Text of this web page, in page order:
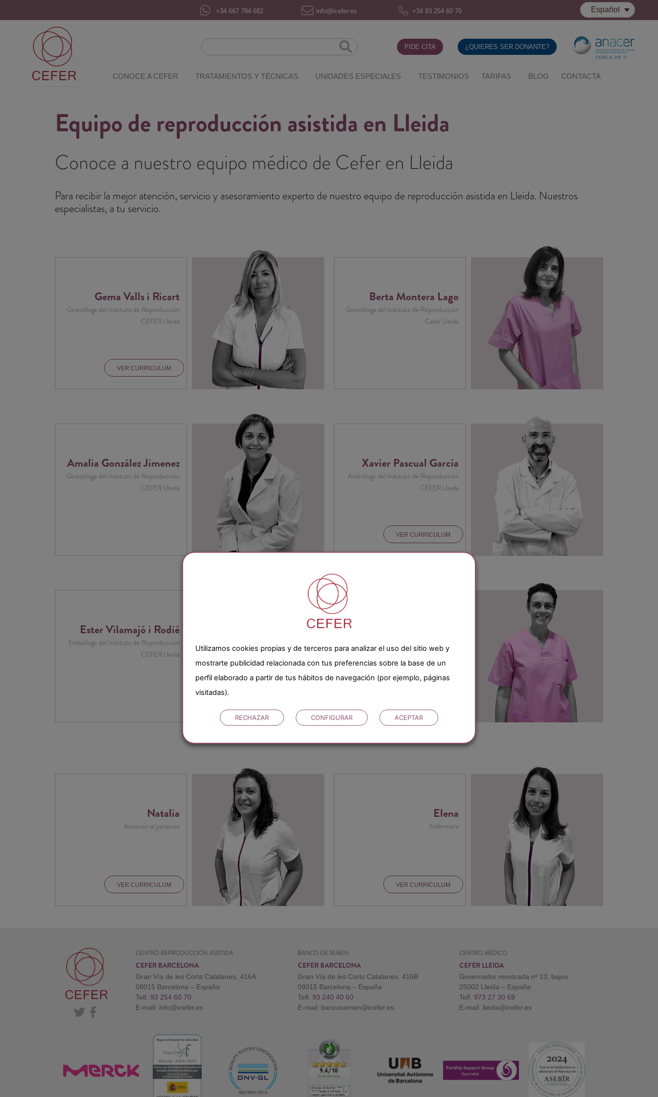
+34 667 784 682 info@icefer.es +34 93 254 60 70 Español
PIDE CITA ¿QUIERES SER DONANTE?
CONOCE A CEFER TRATAMIENTOS Y TÉCNICAS UNIDADES ESPECIALES TESTIMONIOS TARIFAS BLOG CONTACTA
Equipo de reproducción asistida en Lleida
Conoce a nuestro equipo médico de Cefer en Lleida
Para recibir la mejor atención, servicio y asesoramiento experto de nuestro equipo de reproducción asistida en Lleida. Nuestros
especialistas, a tu servicio.
Gema Valls i Ricart
Ginecóloga del Instituto de Reproducción
CEFER Lleida
VER CURRICULUM
Berta Montera Lago
Ginecóloga del Instituto de Reproducción
Cefer Lleida
Amalia González Jimenez
Ginecóloga del Instituto de Reproducción
CEFER Lleida
Xavier Pascual García
Andrólogo del Instituto de Reproducción
CEFER Lleida
VER CURRICULUM
Ester Vilamajó i Rodié
Embióloga del Instituto de Reproducción
CEFER Lleida
Natalia
Atención al paciente
VER CURRICULUM
Elena
Enfermera
VER CURRICULUM
CENTRO REPRODUCCIÓN ASISTIDA
CEFER BARCELONA
Gran Vía de les Corts Catalanes, 416A
08015 Barcelona – España
Telf. 93 254 60 70
E-mail: info@icefer.es
BANCO DE SEMEN
CEFER BARCELONA
Gran Vía de les Corts Catalanes, 416B
08015 Barcelona – España
Telf. 93 240 40 60
E-mail: bancosemen@icefer.es
CENTRO MÉDICO
CEFER LLEIDA
Governador montcada nº 13, bajos
25002 Lleida – España
Telf. 973 27 30 69
E-mail: lleida@icefer.es
Utilizamos cookies propias y de terceros para analizar el uso del sitio web y
mostrarte publicidad relacionada con tus preferencias sobre la base de un
perfil elaborado a partir de tus hábitos de navegación (por ejemplo, páginas
visitadas).
RECHAZAR CONFIGURAR ACEPTAR